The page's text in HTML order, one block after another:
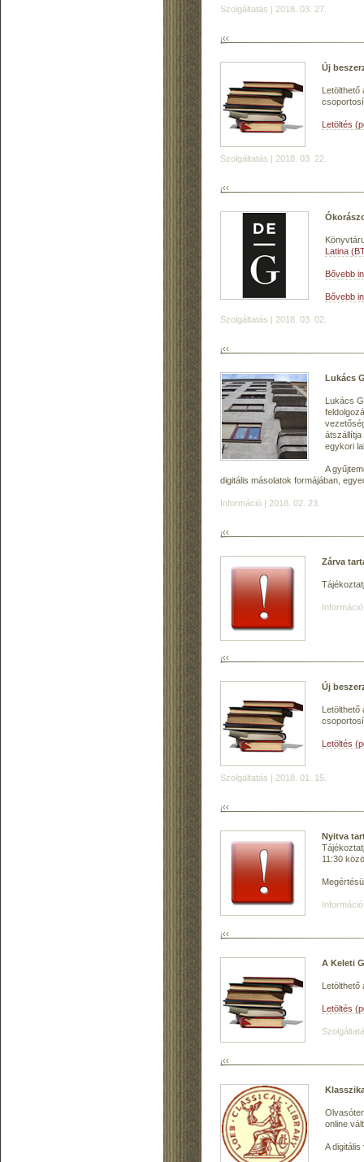
Szolgáltatás | 2018. 03. 27.
Új
Letölthető
Letöltés
Szolgáltatás | 2018. 03. 22.
Latina
Bővebb
Bővebb
Szolgáltatás | 2018. 03. 02.
Lukács
Lukács
átszállítja
egykori
A
digitális másolatok formájában,
Információ | 2018. 02. 23.
Zárva
Új
Letölthető
Letöltés
Szolgáltatás | 2018. 01. 15.
Nyitva
11:30
A Keleti
Letölthető
Letöltés
online
A